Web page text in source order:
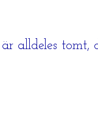
alldeles tomt,